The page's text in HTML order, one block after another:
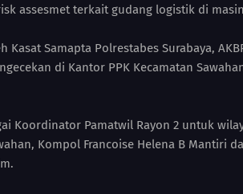
assesmet terkait gudang logistik di
Samapta Polrestabes Surabaya,
di Kantor PPK Kecamatan
Koordinator Pamatwil Rayon 2 untuk
Kompol Francoise Helena B Mantiri